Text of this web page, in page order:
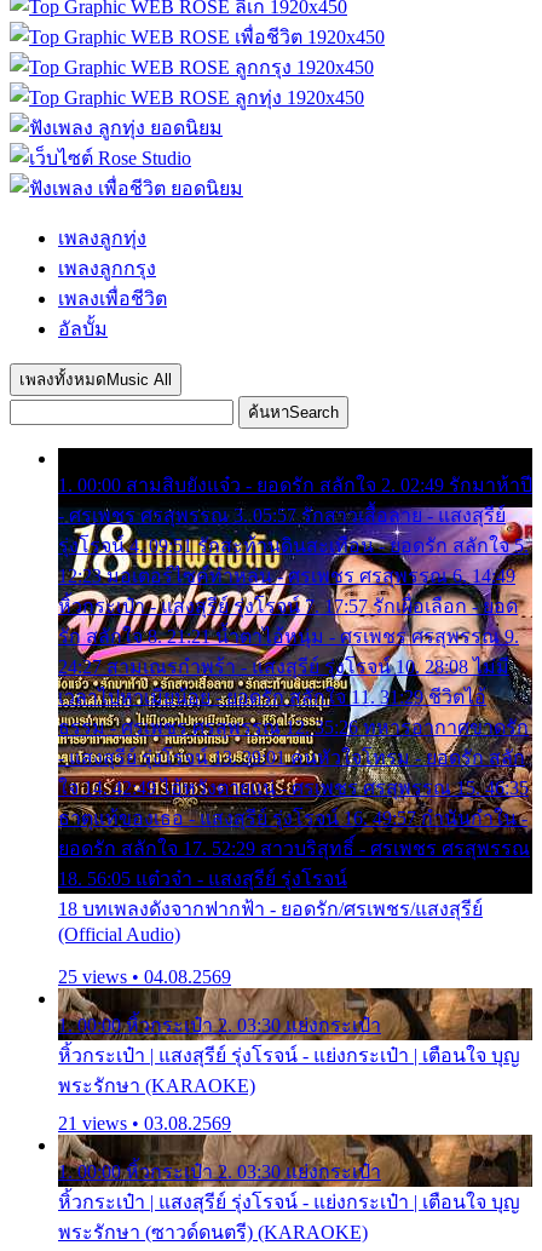
เพลงลูกทุ่ง
เพลงลูกกรุง
เพลงเพื่อชีวิต
อัลบั้ม
เพลงทั้งหมด Music All
ค้นหาSearch
1. 00:00 สามสิบยังแจ๋ว - ยอดรัก สลักใจ 2. 02:49 รักมาห้าปี
- ศรเพชร ศรสุพรรณ 3. 05:57 รักสาวเสื้อลาย - แสงสุรีย์
รุ่งโรจน์ 4. 09:51 รักสะท้านดินสะเทือน - ยอดรัก สลักใจ 5.
12:23 มอเตอร์ไซค์ทำหล่น - ศรเพชร ศรสุพรรณ 6. 14:49
หิ้วกระเป๋า - แสงสุรีย์ รุ่งโรจน์ 7. 17:57 รักเผื่อเลือก - ยอด
รัก สลักใจ 8. 21:21 น้ำตาไอ้หนุ่ม - ศรเพชร ศรสุพรรณ 9.
24:27 สามเณรกำพร้า - แสงสุรีย์ รุ่งโรจน์ 10. 28:08 ไม่มี
เวลาไปหาเมียน้อย - ยอดรัก สลักใจ 11. 31:29 ชีวิตไอ้
ธรรม - ศรเพชร ศรสุพรรณ 12. 35:26 ทหารอากาศขาดรัก
- แสงสุรีย์ รุ่งโรจน์ 13. 39:01 คนหัวใจโทรม - ยอดรัก สลัก
ใจ 14. 42:49 ไอ้หวังตายแน่ - ศรเพชร ศรสุพรรณ 15. 46:35
ธาตุแท้ของเธอ - แสงสุรีย์ รุ่งโรจน์ 16. 49:57 กำนันกำใน -
ยอดรัก สลักใจ 17. 52:29 สาวบริสุทธิ์ - ศรเพชร ศรสุพรรณ
18. 56:05 แต๋วจ๋า - แสงสุรีย์ รุ่งโรจน์
18 บทเพลงดังจากฟากฟ้า - ยอดรัก/ศรเพชร/แสงสุรีย์
(Official Audio)
25 views • 04.08.2569
1. 00:00 หิ้วกระเป๋า 2. 03:30 แย่งกระเป๋า
หิ้วกระเป๋า | แสงสุรีย์ รุ่งโรจน์ - แย่งกระเป๋า | เตือนใจ บุญ
พระรักษา (KARAOKE)
21 views • 03.08.2569
1. 00:00 หิ้วกระเป๋า 2. 03:30 แย่งกระเป๋า
หิ้วกระเป๋า | แสงสุรีย์ รุ่งโรจน์ - แย่งกระเป๋า | เตือนใจ บุญ
พระรักษา (ซาวด์ดนตรี) (KARAOKE)